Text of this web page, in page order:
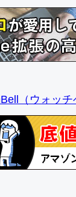
（ウォッ